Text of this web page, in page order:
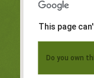
This page
Do you own